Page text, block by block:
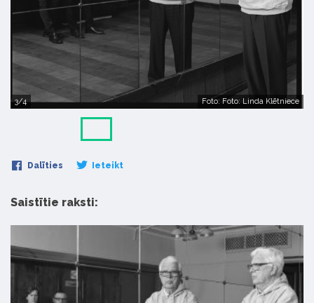
3/4 Foto: Foto: Linda Klētniece
Dalīties Ieteikt
Saistītie raksti: